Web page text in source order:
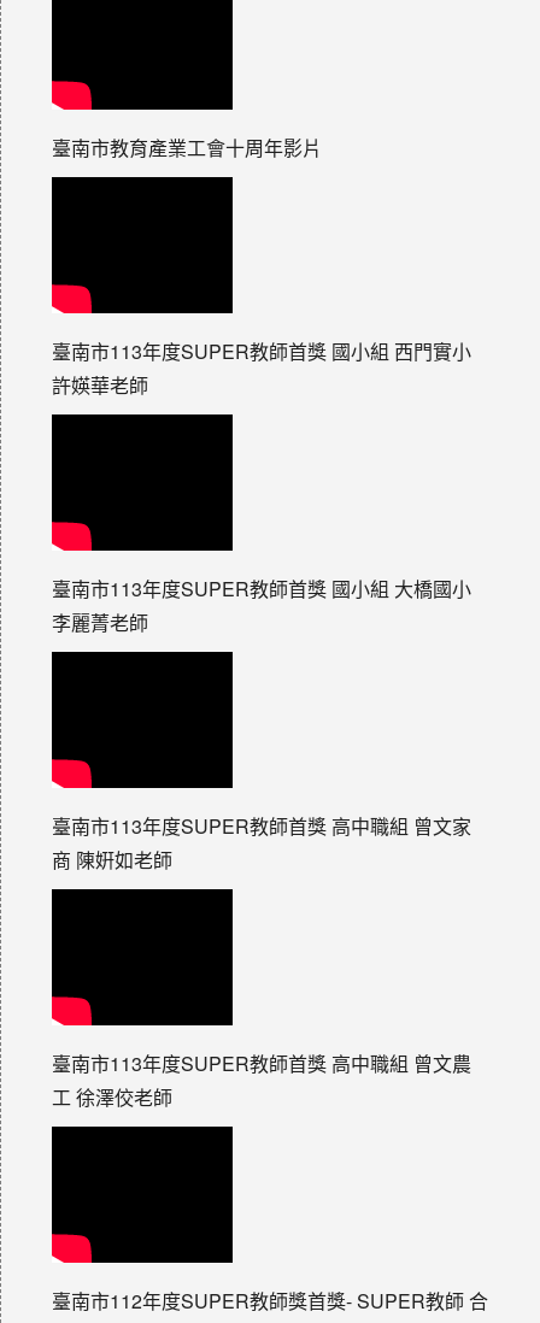
臺南市教育產業工會十周年影片
臺南市113年度SUPER教師首獎 國小組 西門實小
許媖華老師
臺南市113年度SUPER教師首獎 國小組 大橋國小
李麗菁老師
臺南市113年度SUPER教師首獎 高中職組 曾文家
商 陳姸如老師
臺南市113年度SUPER教師首獎 高中職組 曾文農
工 徐澤佼老師
臺南市112年度SUPER教師獎首獎- SUPER教師 合